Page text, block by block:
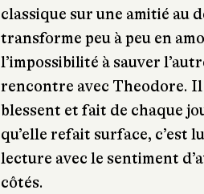
classique sur une amitié au
transforme peu à peu en
l’impossibilité à sauver
rencontre avec Theodore. Il
blessent et fait de chaque
qu’elle refait surface, c’est
lecture avec le sentiment
côtés.